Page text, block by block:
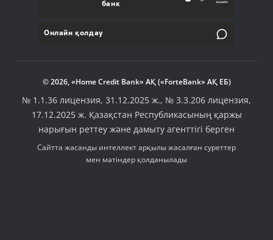
банк
Онлайн қолдау
© 2026, «Home Credit Bank» АҚ («ForteBank» АҚ ЕБ)
№ 1.1.36 лицензия, 31.12.2025 ж., № 3.3.206 лицензия,
17.12.2025 ж. Қазақстан Республикасының қаржы
нарығын реттеу және дамыту агенттігі берген
Сайтта жасанды интеллект арқылы жасалған суреттер
мен мәтіндер қолданылады